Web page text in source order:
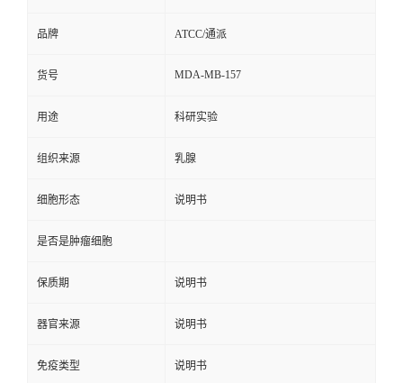
品牌 ATCC/通派
货号 MDA-MB-157
用途 科研实验
组织来源 乳腺
细胞形态 说明书
是否是肿瘤细胞
保质期 说明书
器官来源 说明书
免疫类型 说明书